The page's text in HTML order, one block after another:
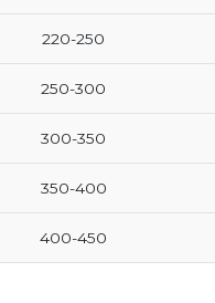
220-250
250-300
300-350
350-400
400-450